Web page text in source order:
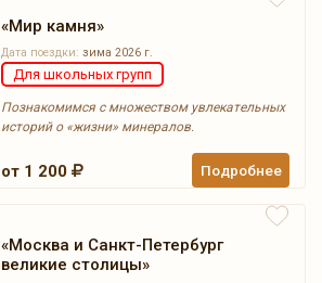
«Мир камня»
Дата поездки: зима 2026 г.
Для школьных групп
Познакомимся с множеством увлекательных
историй о «жизни» минералов.
от 1 200 Подробнее
«Москва и Санкт-Петербург
великие столицы»